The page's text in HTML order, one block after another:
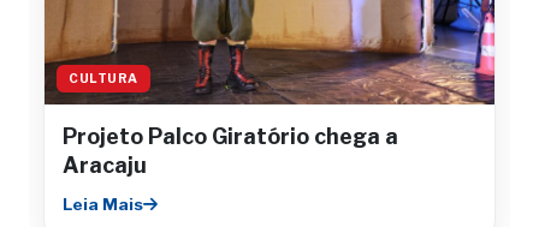
CULTURA
Projeto Palco Giratório chega a
Aracaju
Leia Mais